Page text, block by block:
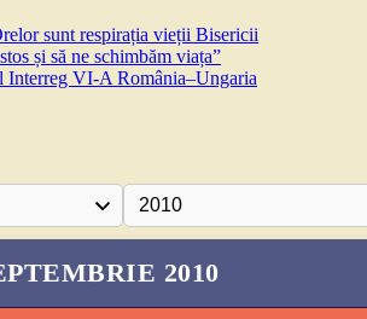
sunt respirația vieții Bisericii
și să ne schimbăm viața”
Interreg VI-A România–Ungaria
2010